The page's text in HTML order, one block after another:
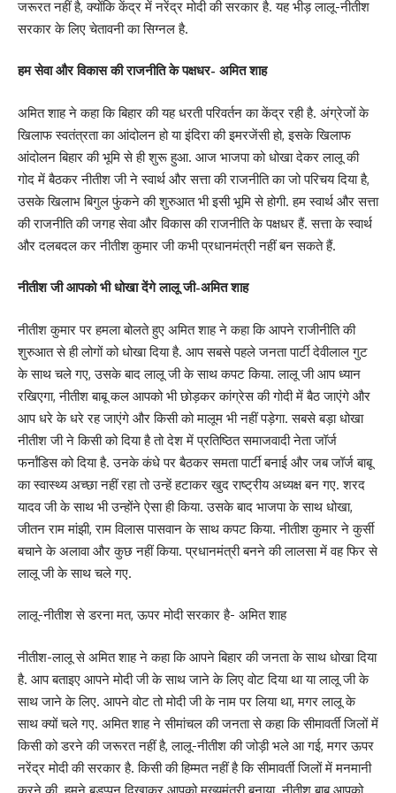
जरूरत नहीं है, क्योंकि केंद्र में नरेंद्र मोदी की सरकार है. यह भीड़ लालू-नीतीश
सरकार के लिए चेतावनी का सिग्नल है.
हम सेवा और विकास की राजनीति के पक्षधर- अमित शाह
अमित शाह ने कहा कि बिहार की यह धरती परिवर्तन का केंद्र रही है. अंग्रेजों के
खिलाफ स्वतंत्रता का आंदोलन हो या इंदिरा की इमरजेंसी हो, इसके खिलाफ
आंदोलन बिहार की भूमि से ही शुरू हुआ. आज भाजपा को धोखा देकर लालू की
गोद में बैठकर नीतीश जी ने स्वार्थ और सत्ता की राजनीति का जो परिचय दिया है,
उसके खिलाभ बिगुल फुंकने की शुरुआत भी इसी भूमि से होगी. हम स्वार्थ और सत्ता
की राजनीति की जगह सेवा और विकास की राजनीति के पक्षधर हैं. सत्ता के स्वार्थ
और दलबदल कर नीतीश कुमार जी कभी प्रधानमंत्री नहीं बन सकते हैं.
नीतीश जी आपको भी धोखा देंगे लालू जी-अमित शाह
नीतीश कुमार पर हमला बोलते हुए अमित शाह ने कहा कि आपने राजीनीति की
शुरुआत से ही लोगों को धोखा दिया है. आप सबसे पहले जनता पार्टी देवीलाल गुट
के साथ चले गए, उसके बाद लालू जी के साथ कपट किया. लालू जी आप ध्यान
रखिएगा, नीतीश बाबू कल आपको भी छोड़कर कांग्रेस की गोदी में बैठ जाएंगे और
आप धरे के धरे रह जाएंगे और किसी को मालूम भी नहीं पड़ेगा. सबसे बड़ा धोखा
नीतीश जी ने किसी को दिया है तो देश में प्रतिष्ठित समाजवादी नेता जॉर्ज
फर्नांडिस को दिया है. उनके कंधे पर बैठकर समता पार्टी बनाई और जब जॉर्ज बाबू
का स्वास्थ्य अच्छा नहीं रहा तो उन्हें हटाकर खुद राष्ट्रीय अध्यक्ष बन गए. शरद
यादव जी के साथ भी उन्होंने ऐसा ही किया. उसके बाद भाजपा के साथ धोखा,
जीतन राम मांझी, राम विलास पासवान के साथ कपट किया. नीतीश कुमार ने कुर्सी
बचाने के अलावा और कुछ नहीं किया. प्रधानमंत्री बनने की लालसा में वह फिर से
लालू जी के साथ चले गए.
लालू-नीतीश से डरना मत, ऊपर मोदी सरकार है- अमित शाह
नीतीश-लालू से अमित शाह ने कहा कि आपने बिहार की जनता के साथ धोखा दिया
है. आप बताइए आपने मोदी जी के साथ जाने के लिए वोट दिया था या लालू जी के
साथ जाने के लिए. आपने वोट तो मोदी जी के नाम पर लिया था, मगर लालू के
साथ क्यों चले गए. अमित शाह ने सीमांचल की जनता से कहा कि सीमावर्ती जिलों में
किसी को डरने की जरूरत नहीं है, लालू-नीतीश की जोड़ी भले आ गई, मगर ऊपर
नरेंद्र मोदी की सरकार है. किसी की हिम्मत नहीं है कि सीमावर्ती जिलों में मनमानी